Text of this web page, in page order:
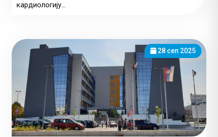
кардиологију...
28 сеп 2025